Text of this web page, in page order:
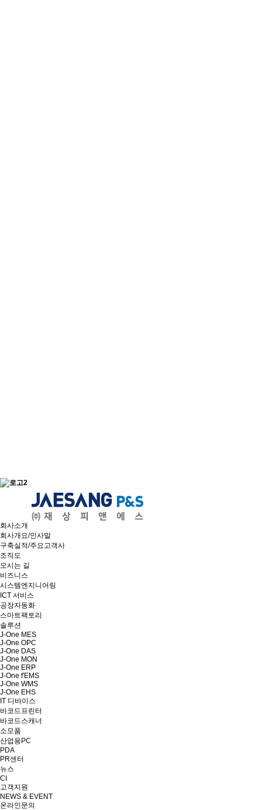
회사소개
회사개요/인사말
구축실적/주요고객사
조직도
오시는 길
비즈니스
시스템엔지니어링
ICT 서비스
공장자동화
스마트팩토리
솔루션
J-One MES
J-One OPC
J-One DAS
J-One MON
J-One ERP
J-One f'EMS
J-One WMS
J-One EHS
IT 디바이스
바코드프린터
바코드스캐너
소모품
산업용PC
PDA
PR센터
뉴스
CI
고객지원
NEWS & EVENT
온라인문의